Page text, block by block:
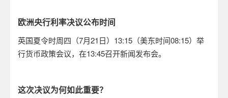
欧洲央行利率决议公布时间
英国夏令时周四（7月21日） 13:15 （美东时间08:15）举
行货币政策会议，在13:45召开新闻发布会。
这次决议为何如此重要？